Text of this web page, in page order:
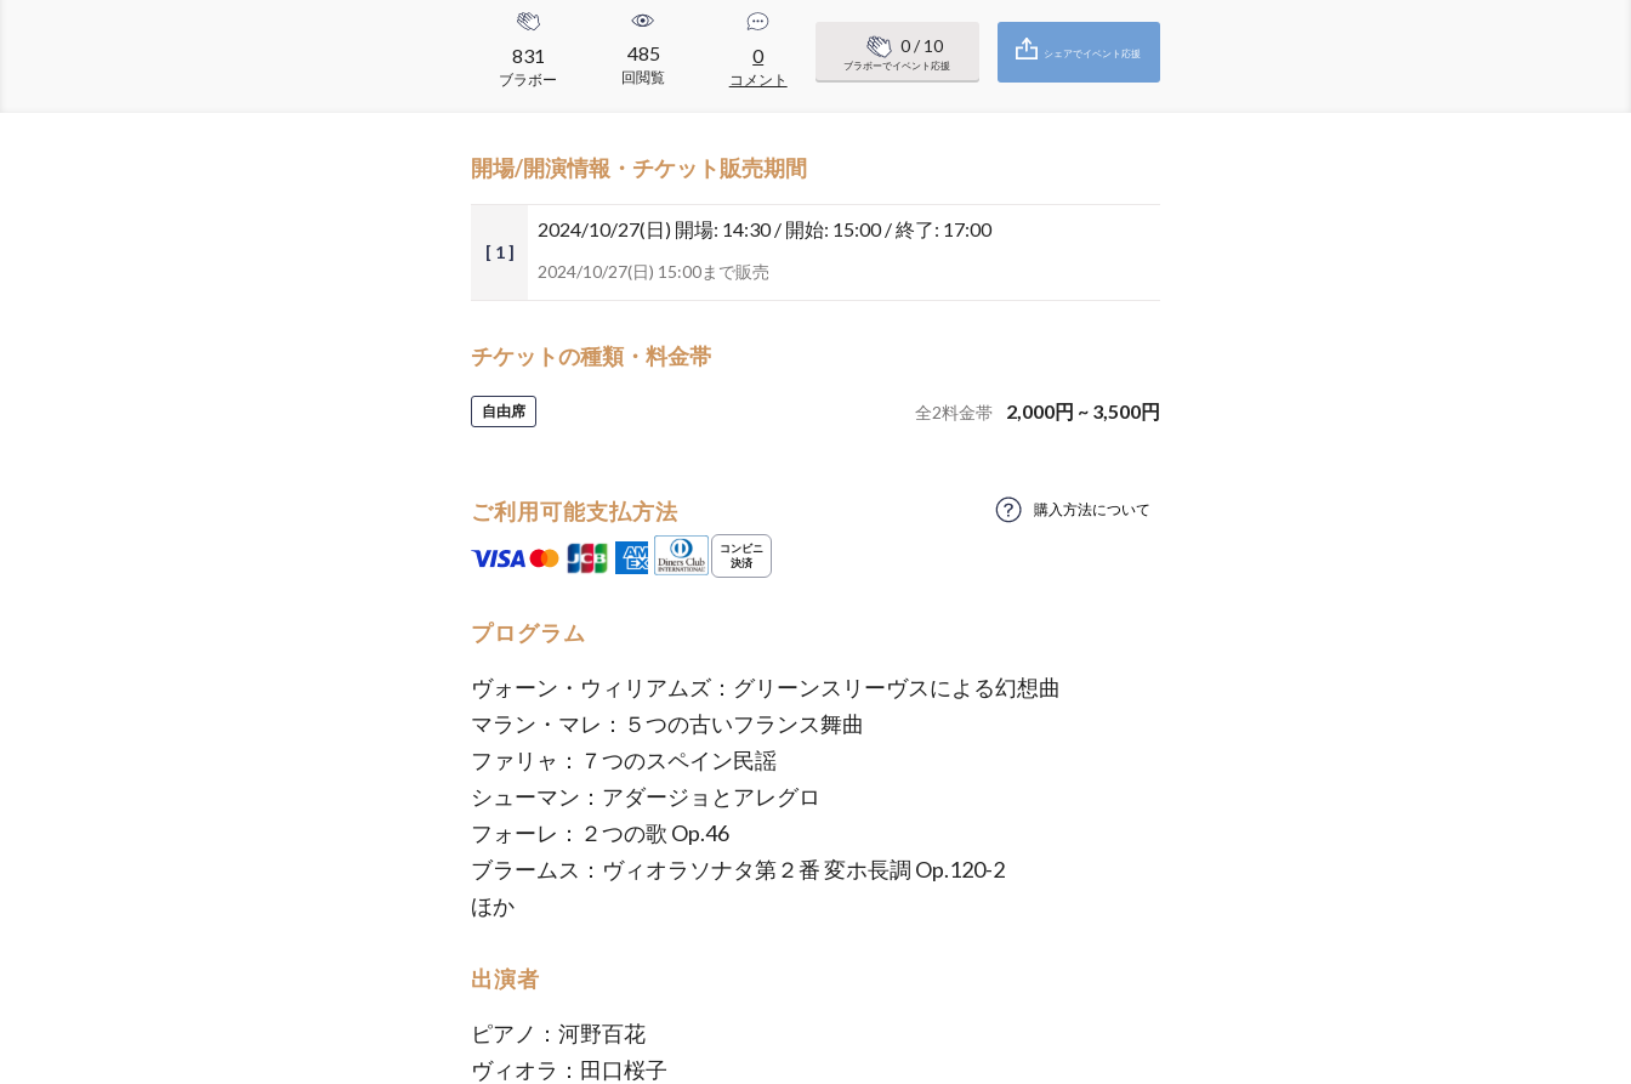
831
ブラボー
485
回閲覧
0
コメント
0/ 10
ブラボーでイベント応援
シェアでイベント応援
開場/開演情報・チケット販売期間
[ 1 ]
2024/10/27(日) 開場: 14:30 / 開始: 15:00 / 終了: 17:00
2024/10/27(日) 15:00まで販売
チケットの種類・料金帯
自由席 全2料金帯 2,000円 ~ 3,500円
ご利用可能支払方法 購入方法について
プログラム
ヴォーン・ウィリアムズ：グリーンスリーヴスによる幻想曲
マラン・マレ：５つの古いフランス舞曲
ファリャ：７つのスペイン民謡
シューマン：アダージョとアレグロ
フォーレ：２つの歌 Op.46
ブラームス：ヴィオラソナタ第２番 変ホ長調 Op.120-2
ほか
出演者
ピアノ：河野百花
ヴィオラ：田口桜子